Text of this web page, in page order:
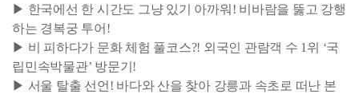
▶ 한국에선 한 시간도 그냥 있기 아까워! 비바람을 뚫고 강행
하는 경복궁 투어!
▶ 비 피하다가 문화 체험 풀코스?! 외국인 관람객 수 1위 ‘국
립민속박물관’ 방문기!
▶ 서울 탈출 선언! 바다와 산을 찾아 강릉과 속초로 떠난 본